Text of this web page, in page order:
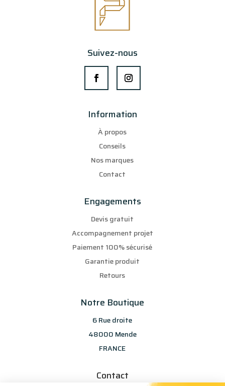
Suivez-nous
Information
À propos
Conseils
Nos marques
Contact
Engagements
Devis gratuit
Accompagnement projet
Paiement 100% sécurisé
Garantie produit
Retours
Notre Boutique
6 Rue droite
48000 Mende
FRANCE
Contact